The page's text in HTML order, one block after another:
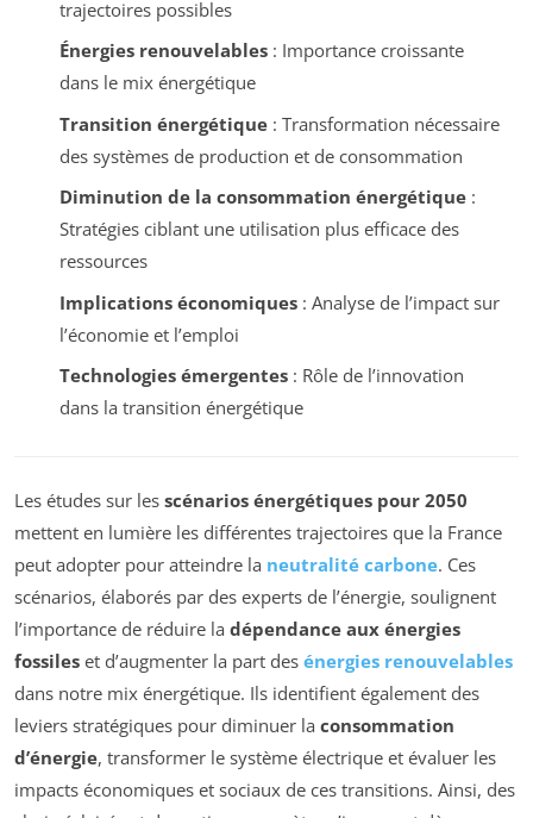
trajectoires possibles
Énergies renouvelables: Importance croissante
dans le mix énergétique
Transition énergétique: Transformation nécessaire
des systèmes de production et de consommation
Diminution de la consommation énergétique:
Stratégies ciblant une utilisation plus efficace des
ressources
Implications économiques: Analyse de l’impact sur
l’économie et l’emploi
Technologies émergentes: Rôle de l’innovation
dans la transition énergétique
Les études sur les scénarios énergétiques pour 2050
mettent en lumière les différentes trajectoires que la France
peut adopter pour atteindre la neutralité carbone. Ces
scénarios, élaborés par des experts de l’énergie, soulignent
l’importance de réduire la dépendance aux énergies
fossiles et d’augmenter la part des énergies renouvelables
dans notre mix énergétique. Ils identifient également des
leviers stratégiques pour diminuer la consommation
d’énergie, transformer le système électrique et évaluer les
impacts économiques et sociaux de ces transitions. Ainsi, des